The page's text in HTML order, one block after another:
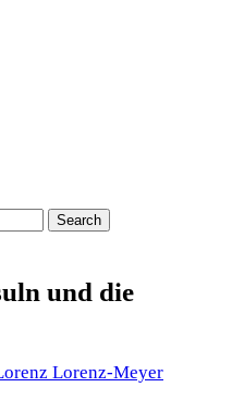
und die
Lorenz-Meyer